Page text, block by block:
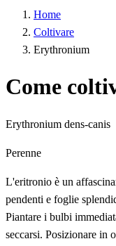
Home
Coltivare
Erythronium
Come
Erythronium dens-canis
Perenne
L'eritronio è un
pendenti e foglie
Piantare i bulbi
seccarsi. Posizionare in